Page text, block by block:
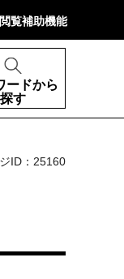
閲覧補助機能
ードから
探す
ID：25160